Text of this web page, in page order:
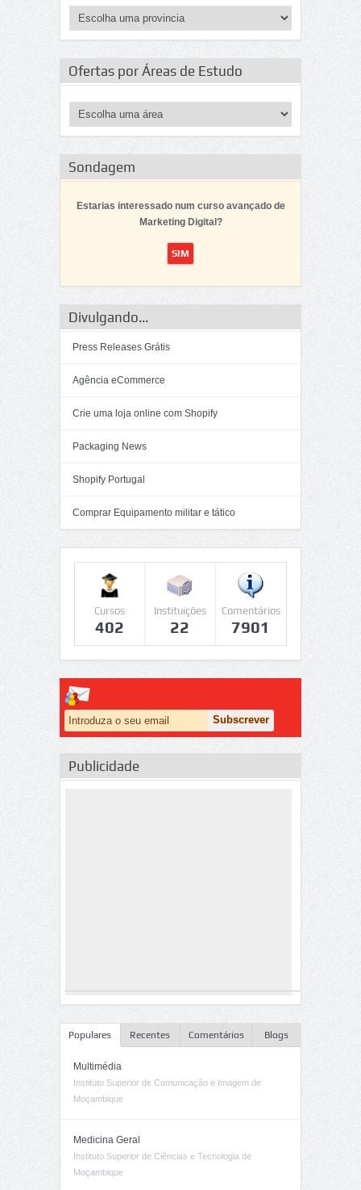
Ofertas por Áreas de Estudo
Sondagem
Estarias interessado num curso avançado de
Marketing Digital?
Divulgando...
Press Releases Grátis
Agência eCommerce
Crie uma loja online com Shopify
Packaging News
Shopify Portugal
Comprar Equipamento militar e tático
Cursos
402
Instituições
22
Comentários
7901
Publicidade
Populares Recentes Comentários Blogs
Multimédia
Instituto Superior de Comunicação e Imagem de
Moçambique
Medicina Geral
Instituto Superior de Ciências e Tecnologia de
Moçambique